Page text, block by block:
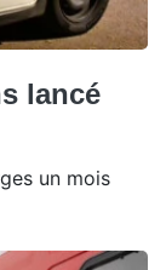
lancé
un mois